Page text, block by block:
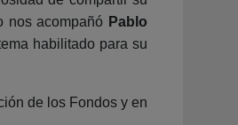
nos acompañó Pablo
habilitado para su
de los Fondos y en